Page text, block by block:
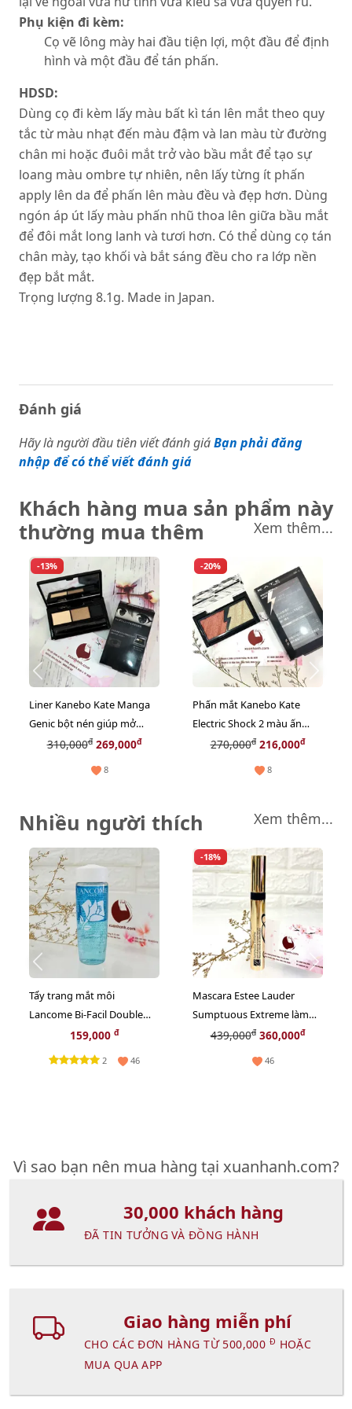
Phụ kiện đi kèm:
Cọ vẽ lông mày hai đầu tiện lợi, một đầu để định
hình và một đầu để tán phấn.
HDSD:
Dùng cọ đi kèm lấy màu bất kì tán lên mắt theo quy
tắc từ màu nhạt đến màu đậm và lan màu từ đường
chân mi hoặc đuôi mắt trở vào bầu mắt để tạo sự
loang màu ombre tự nhiên, nên lấy từng ít phấn
apply lên da để phấn lên màu đều và đẹp hơn. Dùng
ngón áp út lấy màu phấn nhũ thoa lên giữa bầu mắt
để đôi mắt long lanh và tươi hơn. Có thể dùng cọ tán
chân mày, tạo khối và bắt sáng đều cho ra lớp nền
đẹp bắt mắt.
Trọng lượng 8.1g. Made in Japan.
Đánh giá
Hãy là người đầu tiên viết đánh giáBạn phải đăng
nhập để có thể viết đánh giá
Khách hàng mua sản phẩm này
thường mua thêm
Xem thêm...
-13%
Liner Kanebo Kate Manga
Genic bột nén giúp mở
rộng góc mắt to tròn, long
310,000đ269,000đ
8
-20%
Phấn mắt Kanebo Kate
Electric Shock 2 màu ấn
tượng #OR2 - cam nâu đất
270,000đ216,000đ
8
Nhiều người thích Xem thêm...
Tẩy trang mắt môi
Lancome Bi-Facil Double
Action Eye sạch sâu và dịu
nhẹ, 30ml
159,000 đ
2 46
-18%
Mascara Estee Lauder
Sumptuous Extreme làm
dày, dài và siêu cong,
439,000đ360,000đ
46
Vì sao bạn nên mua hàng tại xuanhanh.com?
30,000 khách hàng
ĐÃ TIN TƯỞNG VÀ ĐỒNG HÀNH
Giao hàng miễn phí
CHO CÁC ĐƠN HÀNG TỪ 500,000 Đ HOẶC
MUA QUA APP